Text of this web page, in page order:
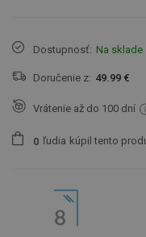
Dostupnosť: Na sklade
Doručenie z: 49.99 €
Vrátenie až do 100 dní
0 ľudia kúpil tento